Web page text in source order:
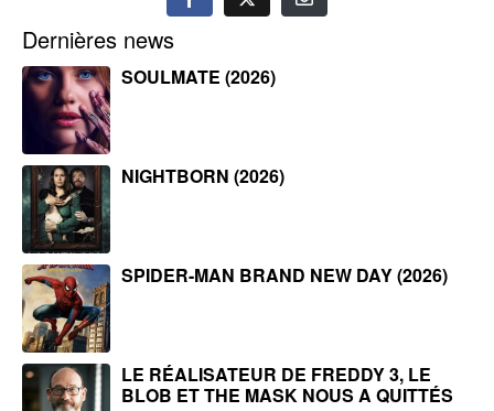
Dernières news
SOULMATE (2026)
NIGHTBORN (2026)
SPIDER-MAN BRAND NEW DAY (2026)
LE RÉALISATEUR DE FREDDY 3, LE
BLOB ET THE MASK NOUS A QUITTÉS